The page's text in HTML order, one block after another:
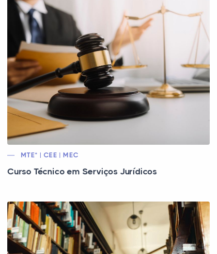
MTE* | CEE | MEC
Curso Técnico em Serviços Jurídicos